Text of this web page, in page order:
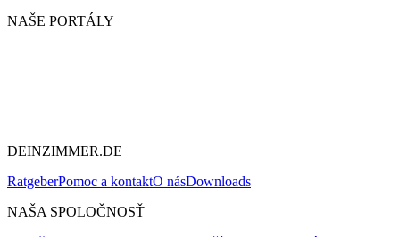
NAŠE PORTÁLY
DEINZIMMER.DE
RatgeberPomoc a kontaktO násDownloads
NAŠA SPOLOČNOSŤ